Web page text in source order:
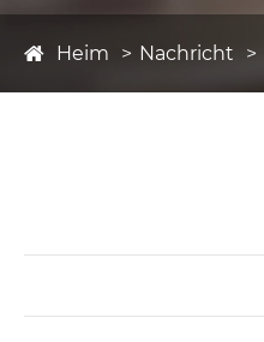
Heim Nachricht